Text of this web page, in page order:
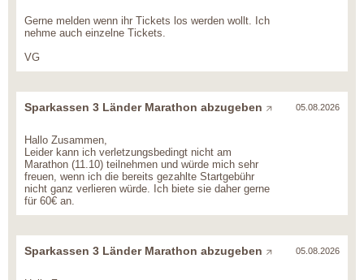
Gerne melden wenn ihr Tickets los werden wollt. Ich
nehme auch einzelne Tickets.
VG
Sparkassen 3 Länder Marathon abzugeben 05.08.2026
Hallo Zusammen,
Leider kann ich verletzungsbedingt nicht am
Marathon (11.10) teilnehmen und würde mich sehr
freuen, wenn ich die bereits gezahlte Startgebühr
nicht ganz verlieren würde. Ich biete sie daher gerne
für 60€ an.
Sparkassen 3 Länder Marathon abzugeben 05.08.2026